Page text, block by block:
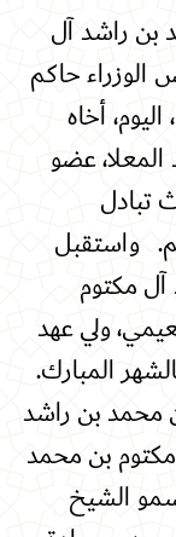
راشد آل
الوزراء حاكم
أخاه
عضو
تبادل
واستقبل
مكتوم
ولي عهد
المبارك.
محمد بن راشد
بن محمد
الشيخ